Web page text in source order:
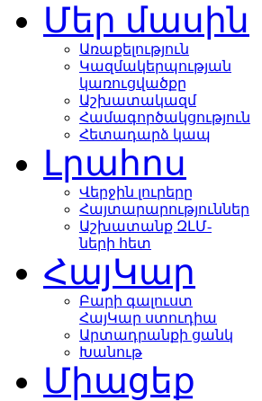
Մեր մասին
Առաքելություն
Կազմակերպության
կառուցվածքը
Աշխատակազմ
Համագործակցություն
Հետադարձ կապ
Լրահոս
Վերջին լուրերը
Հայտարարություններ
Աշխատանք ԶԼՄ-
ների հետ
ՀայԿար
Բարի գալուստ
ՀայԿար ստուդիա
Արտադրանքի ցանկ
Խանութ
Միացեք